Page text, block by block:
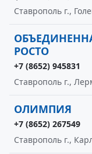
Ставрополь г.,
РОСТО
+7 (8652) 945831
Ставрополь г.,
ОЛИМПИЯ
+7 (8652) 267549
Ставрополь г.,